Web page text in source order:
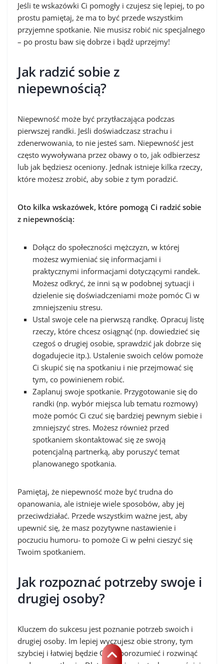
Jeśli te wskazówki Ci pomogły i czujesz się lepiej, to po
prostu pamiętaj, że ma to być przede wszystkim
przyjemne spotkanie. Nie musisz robić nic specjalnego
– po prostu baw się dobrze i bądź uprzejmy!
Jak radzić sobie z
niepewnością?
Niepewność może być przytłaczająca podczas
pierwszej randki. Jeśli doświadczasz strachu i
zdenerwowania, to nie jesteś sam. Niepewność jest
często wywoływana przez obawy o to, jak odbierzesz
lub jak będziesz oceniony. Jednak istnieje kilka rzeczy,
które możesz zrobić, aby sobie z tym poradzić.
Oto kilka wskazówek, które pomogą Ci radzić sobie
z niepewnością:
Dołącz do społeczności mężczyzn, w której
możesz wymieniać się informacjami i
praktycznymi informacjami dotyczącymi randek.
Możesz odkryć, że inni są w podobnej sytuacji i
dzielenie się doświadczeniami może pomóc Ci w
zmniejszeniu stresu.
Ustal swoje cele na pierwszą randkę. Opracuj listę
rzeczy, które chcesz osiągnąć (np. dowiedzieć się
czegoś o drugiej osobie, sprawdzić jak dobrze się
dogadujecie itp.). Ustalenie swoich celów pomoże
Ci skupić się na spotkaniu i nie przejmować się
tym, co powinienem robić.
Zaplanuj swoje spotkanie. Przygotowanie się do
randki (np. wybór miejsca lub tematu rozmowy)
może pomóc Ci czuć się bardziej pewnym siebie i
zmniejszyć stres. Możesz również przed
spotkaniem skontaktować się ze swoją
potencjalną partnerką, aby poruszyć temat
planowanego spotkania.
Pamiętaj, że niepewność może być trudna do
opanowania, ale istnieje wiele sposobów, aby jej
przeciwdziałać. Przede wszystkim ważne jest, aby
upewnić się, że masz pozytywne nastawienie i
poczuciu humoru- to pomoże Ci w pełni cieszyć się
Twoim spotkaniem.
Jak rozpoznać potrzeby swoje i
drugiej osoby?
Kluczem do sukcesu jest poznanie potrzeb swoich i
drugiej osoby. Im lepiej wyczujesz obie strony, tym
szybciej i łatwiej będzie Ci się porozumieć i rozwinąć